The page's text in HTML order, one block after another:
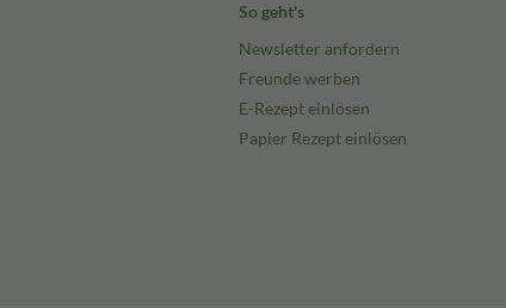
So geht's
Newsletter anfordern
Freunde werben
E-Rezept einlösen
Papier Rezept einlösen